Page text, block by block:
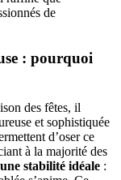
de
: pourquoi
des fêtes, il
et sophistiquée
d’oser ce
à la majorité des
une stabilité idéale :